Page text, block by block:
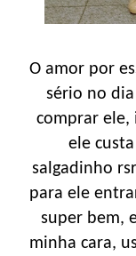
O amor por
sério no
comprar
ele
salgadinho
para ele
super bem,
minha cara,